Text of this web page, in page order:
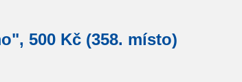
500 Kč (358. místo)